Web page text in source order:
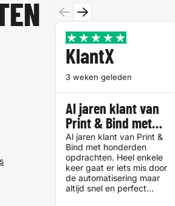
KlantX
3 weken geleden
Al jaren klant van
Print & Bind met…
Al jaren klant van Print &
Bind met honderden
opdrachten. Heel enkele
keer gaat er iets mis door
de automatisering maar
altijd snel en perfect